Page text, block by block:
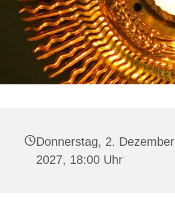
Donnerstag, 2. Dezember
2027, 18:00 Uhr